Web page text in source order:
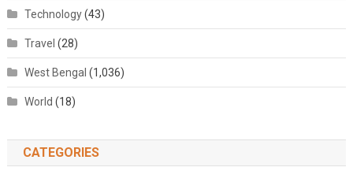
Technology(43)
Travel (28)
West Bengal (1,036)
World (18)
CATEGORIES